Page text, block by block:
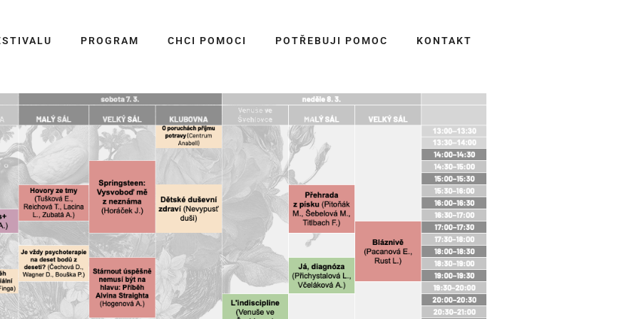
PROGRAM CHCI POMOCI POTŘEBUJI POMOC KONTAKT